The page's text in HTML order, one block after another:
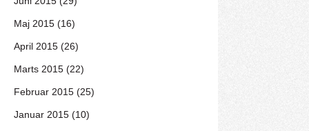
Maj 2015 (16)
April 2015 (26)
Marts 2015 (22)
Februar 2015 (25)
Januar 2015 (10)